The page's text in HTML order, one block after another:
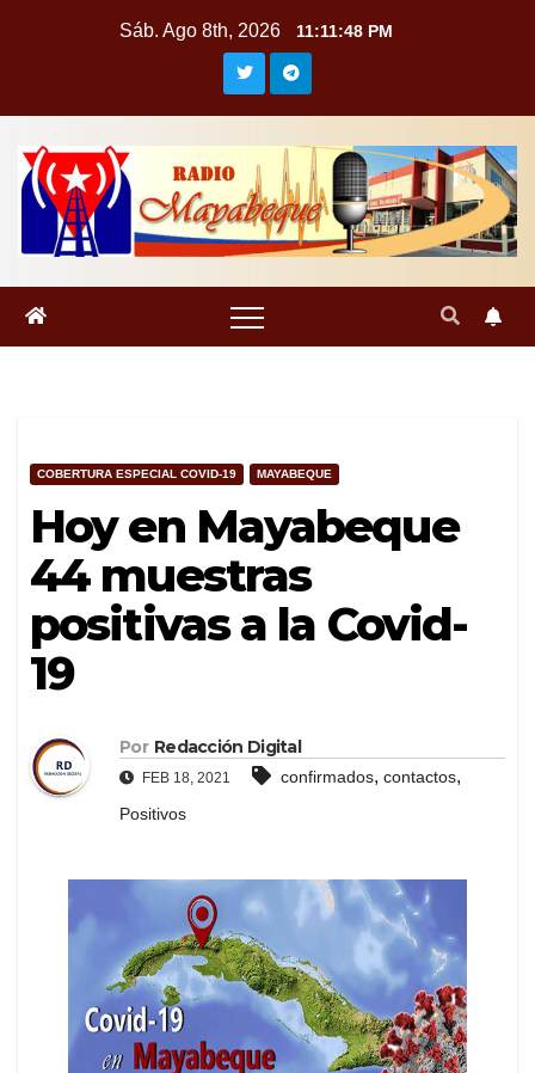
Sáb. Ago 8th, 2026 11:11:49 PM
COBERTURA ESPECIAL COVID-19 MAYABEQUE
Hoy en Mayabeque
44 muestras
positivas a la Covid-
19
Por Redacción Digital
FEB 18, 2021 confirmados, contactos,
Positivos